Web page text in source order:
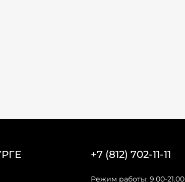
+7 (812) 702-11-11
Режим работы: 9.00-21.00